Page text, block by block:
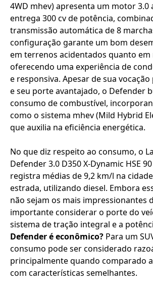
4WD mhev) apresenta um motor 3.0
entrega 300 cv de potência,
transmissão automática de 8
configuração garante um bom
em terrenos acidentados quanto em
oferecendo uma experiência de
e responsiva. Apesar de sua
e seu porte avantajado, o Defender
consumo de combustível,
como o sistema mhev (Mild Hybrid
que auxilia na eficiência energética.
No que diz respeito ao consumo, o
Defender 3.0 D350 X-Dynamic HSE
registra médias de 9,2 km/l na
estrada, utilizando diesel. Embora
não sejam os mais impressionantes
importante considerar o porte do
sistema de tração integral e a
Defender é econômico? Para um
consumo pode ser considerado
principalmente quando comparado
com características semelhantes.